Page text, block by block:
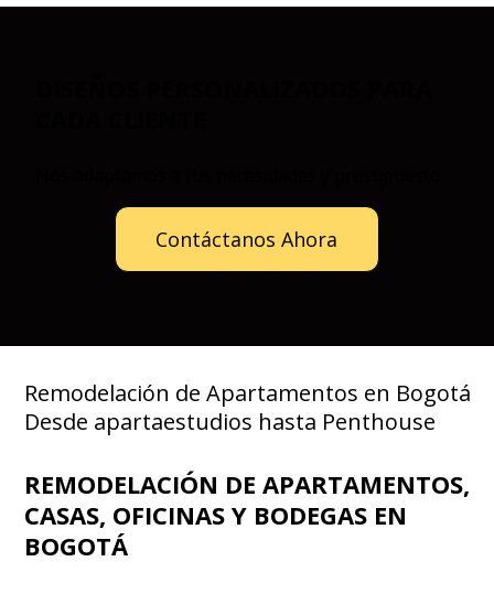
Contáctanos Ahora
Remodelación de Apartamentos en Bogotá
Desde apartaestudios hasta Penthouse
REMODELACIÓN DE APARTAMENTOS,
CASAS, OFICINAS Y BODEGAS EN
BOGOTÁ